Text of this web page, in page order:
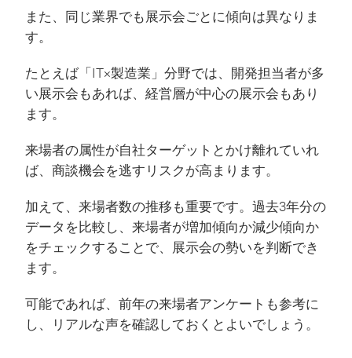
また、同じ業界でも展示会ごとに傾向は異なりま
す。
たとえば「IT×製造業」分野では、開発担当者が多
い展示会もあれば、経営層が中心の展示会もあり
ます。
来場者の属性が自社ターゲットとかけ離れていれ
ば、商談機会を逃すリスクが高まります。
加えて、来場者数の推移も重要です。過去3年分の
データを比較し、来場者が増加傾向か減少傾向か
をチェックすることで、展示会の勢いを判断でき
ます。
可能であれば、前年の来場者アンケートも参考に
し、リアルな声を確認しておくとよいでしょう。